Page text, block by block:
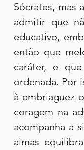
Sócrates, mas
admitir que
educativo,
então que
caráter, e
ordenada. Por
à embriaguez
coragem na
acompanha a
almas